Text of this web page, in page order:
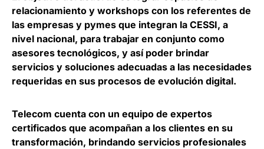
relacionamiento y workshops con los referentes de
las empresas y pymes que integran la CESSI, a
nivel nacional, para trabajar en conjunto como
asesores tecnológicos, y así poder brindar
servicios y soluciones adecuadas a las necesidades
requeridas en sus procesos de evolución digital.
Telecom cuenta con un equipo de expertos
certificados que acompañan a los clientes en su
transformación, brindando servicios profesionales